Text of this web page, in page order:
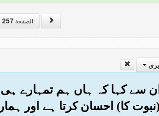
الصفحة Page257
ان سے کہا کہ ہاں ہم تمہارے
کا) احسان کرتا ہے اور